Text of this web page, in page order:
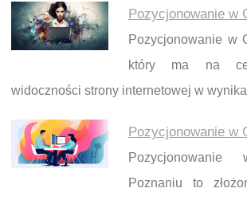
Pozycjonowanie w
Pozycjonowanie w
który ma na
widoczności strony internetowej w
Pozycjonowanie w
Poznaniu to